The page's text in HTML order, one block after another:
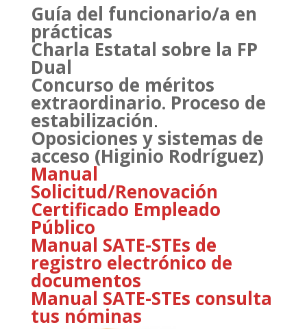
Guía del funcionario/a en
prácticas
Charla Estatal sobre la FP
Dual
Concurso de méritos
extraordinario. Proceso de
estabilización.
Oposiciones y sistemas de
acceso (Higinio Rodríguez)
Manual
Solicitud/Renovación
Certificado Empleado
Público
Manual SATE-STEs de
registro electrónico de
documentos
Manual SATE-STEs consulta
tus nóminas